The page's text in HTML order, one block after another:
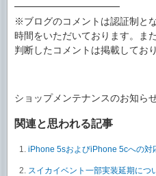
━━━━━━━━━━━
※ブログのコメントは認証制と
時間をいただいております。ま
判断したコメントは掲載してお
ショップメンテナンスのお知ら
関連と思われる記事
iPhone 5sおよびiPhone 5cへの対
スイカイベント一部実装延期につ